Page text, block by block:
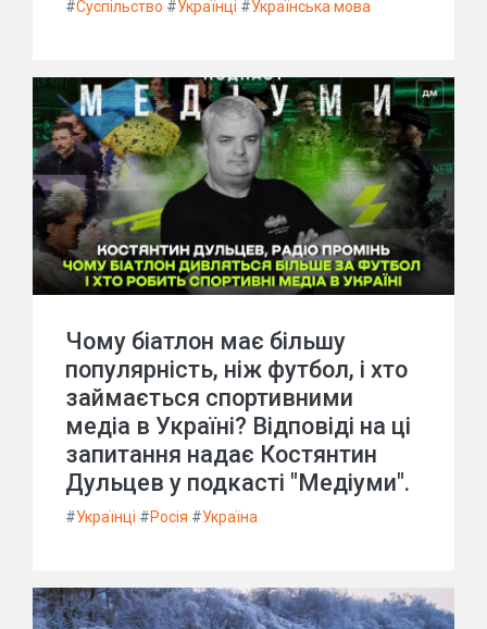
#Суспільство #Українці #Українська мова
Чому біатлон має більшу
популярність, ніж футбол, і хто
займається спортивними
медіа в Україні? Відповіді на ці
запитання надає Костянтин
Дульцев у подкасті "Медіуми".
#Українці #Росія #Україна